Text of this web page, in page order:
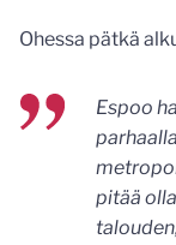
Ohessa pätkä
Espoo
pitää